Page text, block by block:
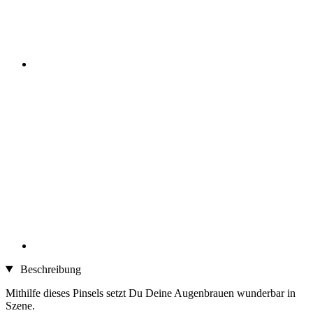
Beschreibung
Mithilfe dieses Pinsels setzt Du Deine Augenbrauen wunderbar in
Szene.